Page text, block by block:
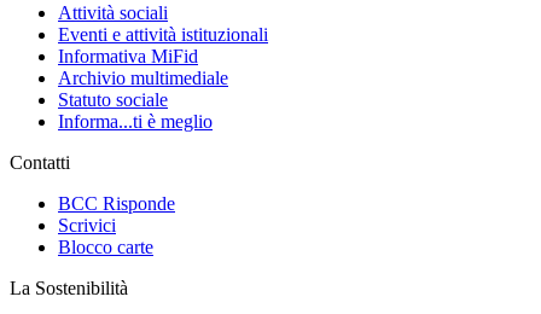
Attività sociali
Eventi e attività istituzionali
Informativa MiFid
Archivio multimediale
Statuto sociale
Informa...ti è meglio
Contatti
BCC Risponde
Scrivici
Blocco carte
La Sostenibilità